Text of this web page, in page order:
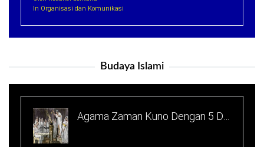
In Organisasi dan Komunikasi
Budaya Islami
Agama Zaman Kuno Dengan 5 D…